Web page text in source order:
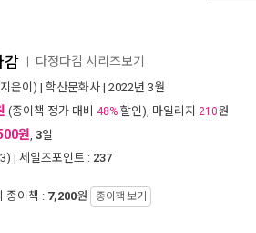
감 다정다감 시리즈보기
은이) | 학산문화사 | 2022년 3월
(종이책 정가 대비 48% 할인), 마일리지 210원
원, 3일
3) | 세일즈포인트 : 237
종이책 : 7,200원 종이책 보기